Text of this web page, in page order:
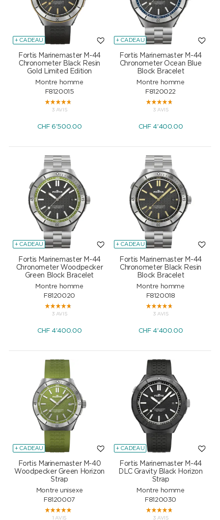
+ CADEAU
Fortis Marinemaster M-44
Chronometer Black Resin
Gold Limited Edition
Montre homme
F8120015
3 AVIS
CHF 6'500.00
+ CADEAU
Fortis Marinemaster M-44
Chronometer Ocean Blue
Block Bracelet
Montre homme
F8120022
3 AVIS
CHF 4'400.00
+ CADEAU
Fortis Marinemaster M-44
Chronometer Woodpecker
Green Block Bracelet
Montre homme
F8120020
3 AVIS
CHF 4'400.00
+ CADEAU
Fortis Marinemaster M-44
Chronometer Black Resin
Block Bracelet
Montre homme
F8120018
3 AVIS
CHF 4'400.00
+ CADEAU
Fortis Marinemaster M-40
Woodpecker Green Horizon
Strap
Montre unisexe
F8120007
1 AVIS
+ CADEAU
Fortis Marinemaster M-44
DLC Gravity Black Horizon
Strap
Montre homme
F8120030
3 AVIS